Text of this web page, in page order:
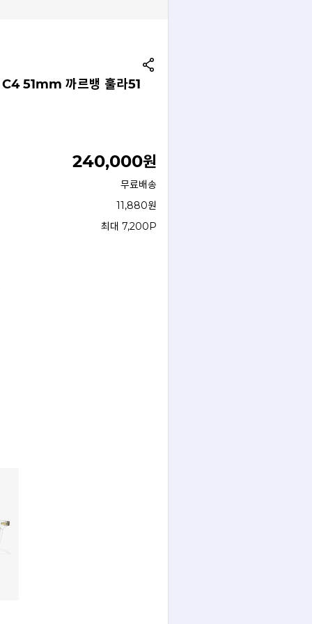
51mm 까르뱅 훌라51
240,000원
무료배송
11,880원
최대 7,200P